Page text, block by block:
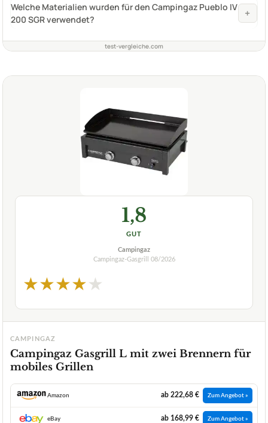
Welche Materialien wurden für den Campingaz Pueblo IV
200 SGR verwendet?
+
test-vergleiche.com
1,8
GUT
Campingaz
Campingaz-Gasgrill
08/2026
★★★★★
CAMPINGAZ
Campingaz Gasgrill L mit zwei Brennern für
mobiles Grillen
Amazon ab 222,68 € Zum Angebot »
eBay ab 168,99 € Zum Angebot »